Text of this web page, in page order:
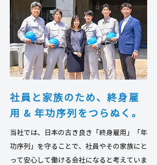
社員と家族のため、 終身雇
用 & 年功序列をつらぬく。
当社では、日本の古き良き「終身雇用」「年
功序列」を守ることで、社員やその家族にと
って安心して働ける会社になると考えていま